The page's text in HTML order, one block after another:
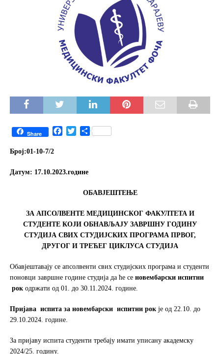
Share
b
t
S
Број:01-10-7/2
Датум: 17.10.2023.године
OБАВЈЕШТЕЊЕ
ЗА АПСОЛВЕНТЕ МЕДИЦИНСКОГ ФАКУЛТЕТА И
СТУДЕНТЕ КОЈИ ОБНАВЉАЈУ ЗАВРШНУ ГОДИНУ
СТУДИЈА СВИХ СТУДИЈСКИХ ПРОГРАМА ПРВОГ,
ДРУГОГ И ТРЕЋЕГ ЦИКЛУСА СТУДИЈА
Обавјештавају се апсолвенти свих студијских програма и студенти
поновци завршне године студија да ће се новембарски испитни
рок одржати од 01. до 30.11.2024. године.
Пријава испита за новембарски испитни рок је од 22.10. до
29.10.2024. године.
За пријаву испита студенти требају имати уписану академску
2024/25. годину.